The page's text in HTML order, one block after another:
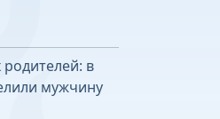
в
мужчину